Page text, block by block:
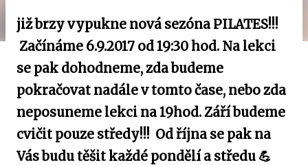
již brzy vypukne nová sezóna PILATES!!!
Začínáme 6.9.2017 od 19:30 hod. Na lekci
se pak dohodneme, zda budeme
pokračovat nadále v tomto čase, nebo zda
neposuneme lekci na 19hod. Září budeme
cvičit pouze středy!!! Od října se pak na
Vás budu těšit každé pondělí a středu 💪